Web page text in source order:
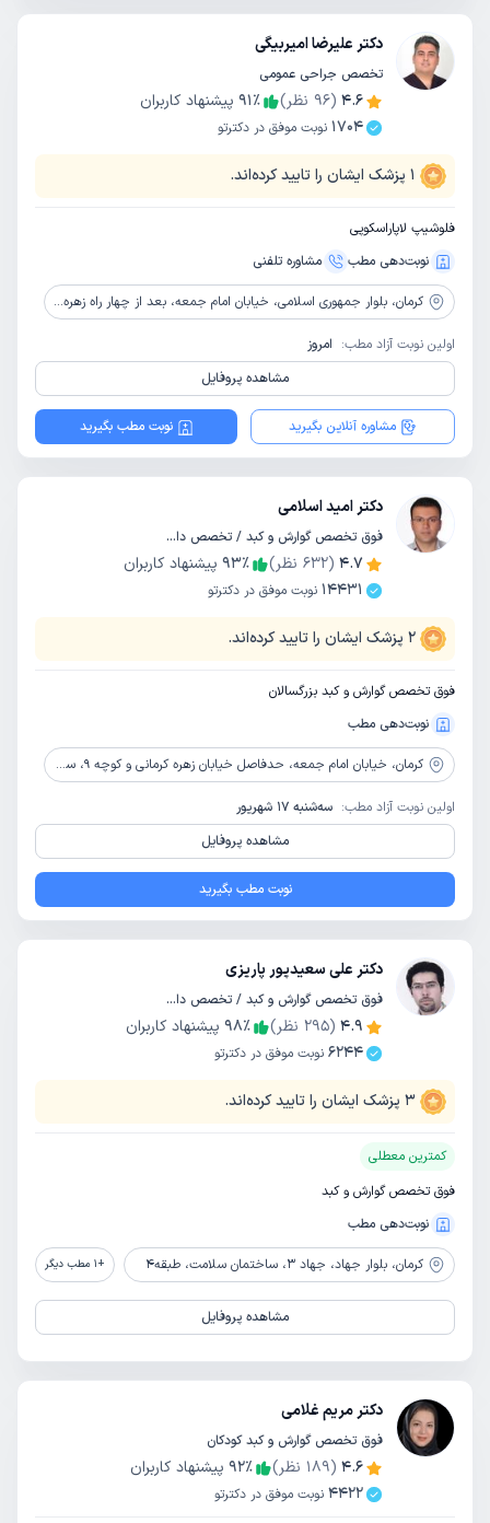
دکتر علیرضا امیربیگی
تخصص جراحی عمومی
4.6
(
96 نظر) 91٪
پیشنهاد کاربران
1704 نوبت موفق در دکترتو
1 پزشک ایشان را تایید کرده‌اند.
فلوشیپ لاپاراسکوپی
نوبت‌دهی مطب
مشاوره‌ تلفنی
کرمان، بلوار جمهوری اسلامی، خیابان امام جمعه، بعد از چهار راه زهره کرمانی، ساختمان پزشکان افلاطونیان، طبقه چهارم، واحد 406
اولین نوبت آزاد مطب: امروز
مشاهده پروفایل
مشاوره آنلاین بگیرید نوبت مطب بگیرید
دکتر امید اسلامی
فوق تخصص گوارش و کبد / تخصص داخلی
4.7
(
632 نظر) 93٪
پیشنهاد کاربران
14431 نوبت موفق در دکترتو
2 پزشک ایشان را تایید کرده‌اند.
فوق تخصص گوارش و کبد بزرگسالان
نوبت‌دهی مطب
کرمان، خیابان امام جمعه، حدفاصل خیابان زهره کرمانی و کوچه 9، ساختمان پزشکان افلاطونیان، طبقه 4
اولین نوبت آزاد مطب: سه‌شنبه 17 شهریور
مشاهده پروفایل
نوبت مطب بگیرید
دکتر علی سعیدپور پاریزی
فوق تخصص گوارش و کبد / تخصص داخلی
4.9
(
295 نظر) 98٪
پیشنهاد کاربران
6244 نوبت موفق در دکترتو
3 پزشک ایشان را تایید کرده‌اند.
کمترین معطلی
فوق تخصص گوارش و کبد
نوبت‌دهی مطب
کرمان، بلوار جهاد، جهاد 3، ساختمان سلامت، طبقه4 +
1 مطب دیگر
مشاهده پروفایل
دکتر مریم غلامی
فوق تخصص گوارش و کبد کودکان
4.6
(
189 نظر) 92٪
پیشنهاد کاربران
4422 نوبت موفق در دکترتو